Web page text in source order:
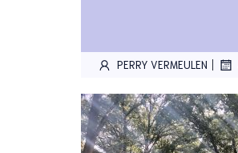
PERRY VERMEULEN |